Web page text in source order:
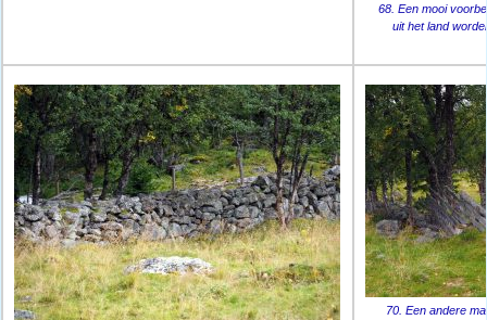
68. Een mooi
uit het land
70. Een andere